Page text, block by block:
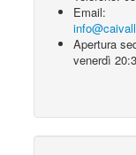
Email:
Apertura
venerdì